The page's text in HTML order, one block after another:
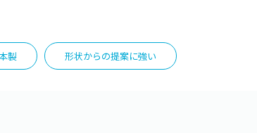
製 形状からの提案に強い